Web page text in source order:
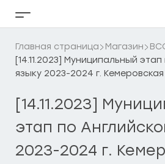
Кнопка
бокового
меню
Главная страница Магазин
[14.11.2023] Муниципальный
языку 2023-2024 г.
[14.11.2023]
этап по
2023-2024 г.